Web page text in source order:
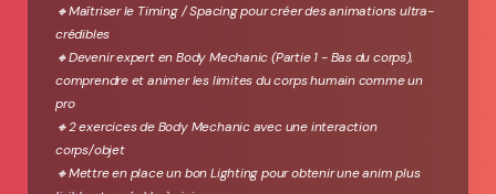
🔸Maîtriser le Timing / Spacing pour créer des animations ultra-
crédibles
🔸Devenir expert en Body Mechanic (Partie 1 - Bas du corps),
comprendre et animer les limites du corps humain comme un
pro
🔸2 exercices de Body Mechanic avec une interaction
corps/objet
🔸Mettre en place un bon Lighting pour obtenir une anim plus